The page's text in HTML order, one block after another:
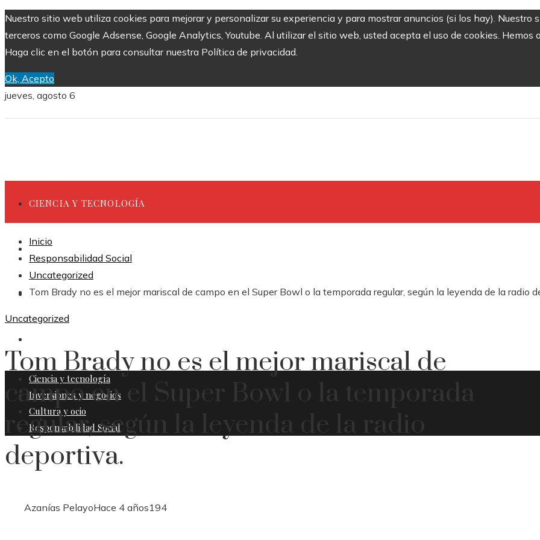
Nuestro sitio web utiliza cookies para mejorar y personalizar su experiencia y para mostrar anuncios (si los hay).
terceros como Google Adsense, Google Analytics, Youtube. Al utilizar el sitio web, usted acepta el uso de cookies.
Haga clic en el botón para consultar nuestra Política de privacidad.
Ok, Acepto
jueves, agosto 6
CIENCIA Y TECNOLOGÍA
INVERSIONES Y NEGOCIOS
CULTURA Y OCIO
Ciencia y tecnología
Inversiones y negocios
Cultura y ocio
Responsabilidad Social
Inicio
Responsabilidad Social
Uncategorized
Tom Brady no es el mejor mariscal de campo en el Super Bowl o la temporada regular, según la leyenda de la radio
Uncategorized
Tom Brady no es el mejor mariscal de
campo en el Super Bowl o la temporada
regular, según la leyenda de la radio
deportiva.
Azanías PelayoHace 4 años194